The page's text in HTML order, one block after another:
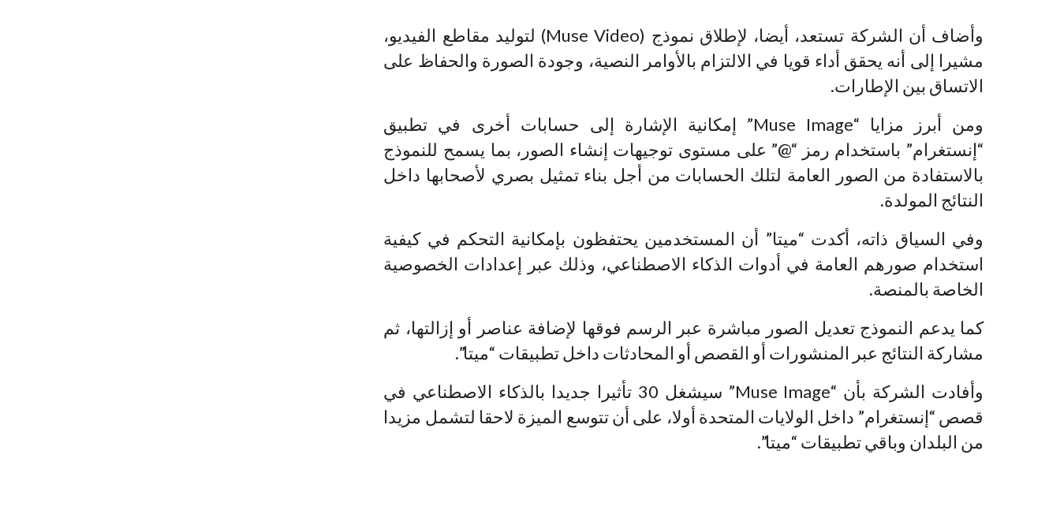
وأضاف أن الشركة تستعد، أيضا، لإطلاق نموذج (Muse Video) لتوليد مقاطع الفيديو،
مشيرا إلى أنه يحقق أداء قويا في الالتزام بالأوامر النصية، وجودة الصورة والحفاظ على
الاتساق بين الإطارات.
ومن أبرز مزايا “Muse Image” إمكانية الإشارة إلى حسابات أخرى في تطبيق
“إنستغرام” باستخدام رمز “@” على مستوى توجيهات إنشاء الصور، بما يسمح للنموذج
بالاستفادة من الصور العامة لتلك الحسابات من أجل بناء تمثيل بصري لأصحابها داخل
النتائج المولدة.
وفي السياق ذاته، أكدت “ميتا” أن المستخدمين يحتفظون بإمكانية التحكم في كيفية
استخدام صورهم العامة في أدوات الذكاء الاصطناعي، وذلك عبر إعدادات الخصوصية
الخاصة بالمنصة.
كما يدعم النموذج تعديل الصور مباشرة عبر الرسم فوقها لإضافة عناصر أو إزالتها، ثم
مشاركة النتائج عبر المنشورات أو القصص أو المحادثات داخل تطبيقات “ميتا”.
وأفادت الشركة بأن “Muse Image” سيشغل 30 تأثيرا جديدا بالذكاء الاصطناعي في
قصص “إنستغرام” داخل الولايات المتحدة أولا، على أن تتوسع الميزة لاحقا لتشمل مزيدا
من البلدان وباقي تطبيقات “ميتا”.